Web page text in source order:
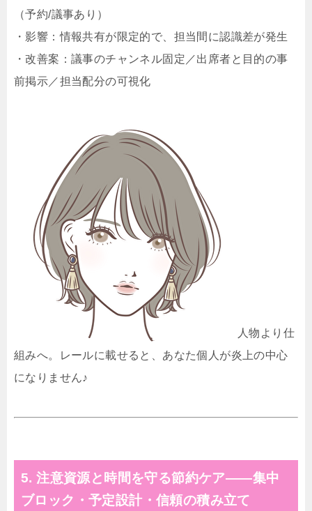
（予約/議事あり）
・影響：情報共有が限定的で、担当間に認識差が発生
・改善案：議事のチャンネル固定／出席者と目的の事
前掲示／担当配分の可視化
人物より仕
組みへ。レールに載せると、あなた個人が炎上の中心
になりません♪
5. 注意資源と時間を守る節約ケア——集中
ブロック・予定設計・信頼の積み立て